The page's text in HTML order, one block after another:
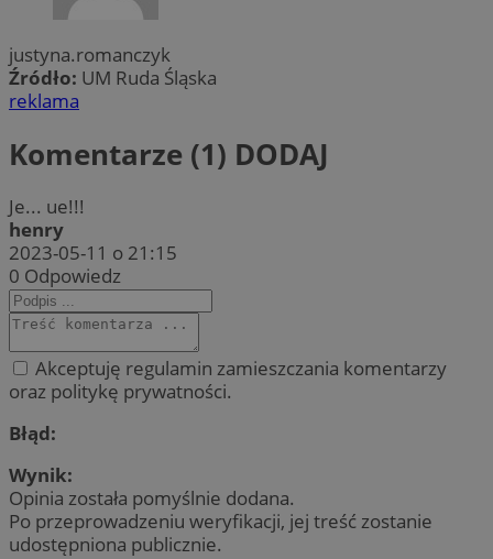
justyna.romanczyk
Źródło: UM Ruda Śląska
reklama
Komentarze (1) DODAJ
Je... ue!!!
henry
2023-05-11 o 21:15
0 Odpowiedz
Akceptuję regulamin zamieszczania komentarzy
oraz politykę prywatności.
Błąd:
Wynik:
Opinia została pomyślnie dodana.
Po przeprowadzeniu weryfikacji, jej treść zostanie
udostępniona publicznie.